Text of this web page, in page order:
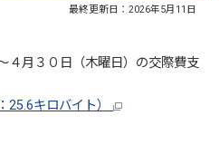
最終更新日： 2026年5月11日
４月３０日（木曜日）の交際費支
25.6キロバイト）